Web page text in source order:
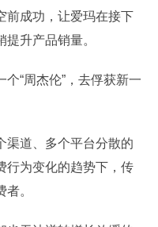
前成功，让爱玛在接下
升产品销量。
“周杰伦”，去俘获新一
渠道、多个平台分散的
行为变化的趋势下，传
。